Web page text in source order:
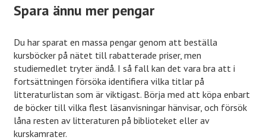
Spara ännu mer pengar
Du har sparat en massa pengar genom att beställa
kursböcker på nätet till rabatterade priser, men
studiemedlet tryter ändå. I så fall kan det vara bra att i
fortsättningen försöka identifiera vilka titlar på
litteraturlistan som är viktigast. Börja med att köpa enbart
de böcker till vilka flest läsanvisningar hänvisar, och försök
låna resten av litteraturen på biblioteket eller av
kurskamrater.